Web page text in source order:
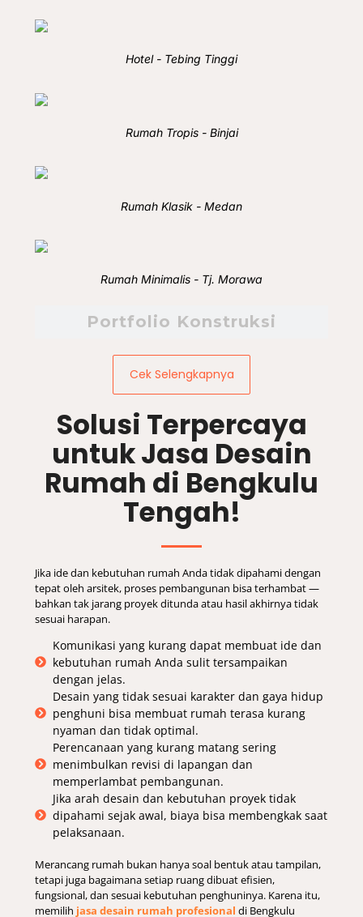
Portfolio Konstruksi
Hotel - Tebing Tinggi
Rumah Tropis - Binjai
Rumah Klasik - Medan
Rumah Minimalis - Tj. Morawa
Cek Selengkapnya
Solusi Terpercaya
untuk Jasa Desain
Rumah di Bengkulu
Tengah!
Jika ide dan kebutuhan rumah Anda tidak dipahami dengan
tepat oleh arsitek, proses pembangunan bisa terhambat —
bahkan tak jarang proyek ditunda atau hasil akhirnya tidak
sesuai harapan.
Komunikasi yang kurang dapat membuat ide dan
kebutuhan rumah Anda sulit tersampaikan
dengan jelas.
Desain yang tidak sesuai karakter dan gaya hidup
penghuni bisa membuat rumah terasa kurang
nyaman dan tidak optimal.
Perencanaan yang kurang matang sering
menimbulkan revisi di lapangan dan
memperlambat pembangunan.
Jika arah desain dan kebutuhan proyek tidak
dipahami sejak awal, biaya bisa membengkak saat
pelaksanaan.
Merancang rumah bukan hanya soal bentuk atau tampilan,
tetapi juga bagaimana setiap ruang dibuat efisien,
fungsional, dan sesuai kebutuhan penghuninya. Karena itu,
memilih jasa desain rumah profesional di Bengkulu